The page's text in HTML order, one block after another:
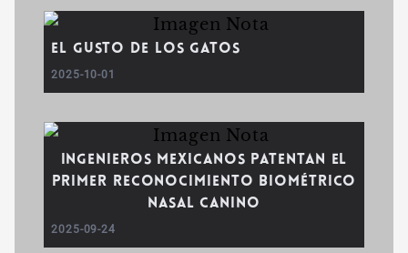
El gusto de los gatos
2025-10-01
Ingenieros mexicanos patentan el
primer reconocimiento biométrico
nasal canino
2025-09-24